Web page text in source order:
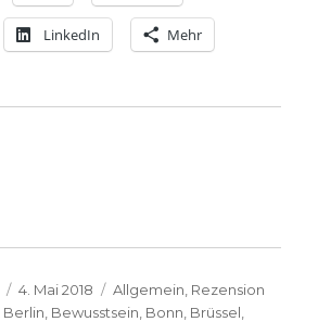
LinkedIn Mehr
Veröffentlicht
am
4. Mai 2018 Kategorien
Allgemein Rezension
Berlin Bewusstsein Bonn Brüssel